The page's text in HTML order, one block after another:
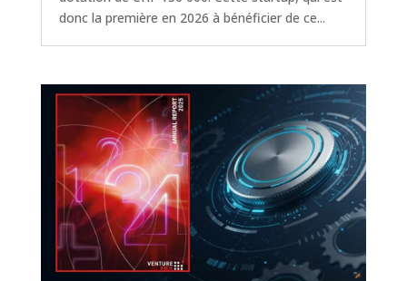
donc la première en 2026 à bénéficier de ce...